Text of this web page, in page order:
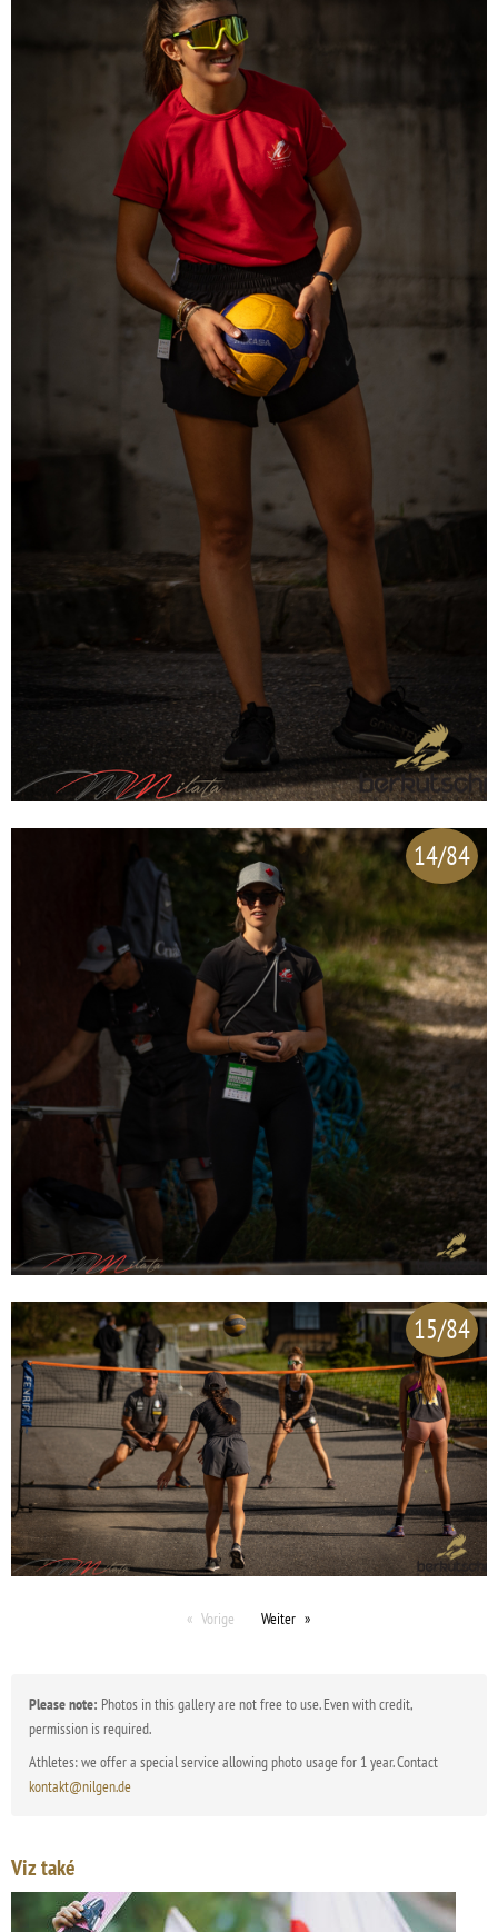
14/84
15/84
Vorige Weiter
Please note: Photos in this gallery are not free to use. Even with credit,
permission is required.
Athletes: we offer a special service allowing photo usage for 1 year. Contact
kontakt@nilgen.de
Viz také